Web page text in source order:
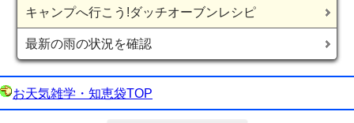
キャンプへ行こう!ダッチオーブンレシピ
最新の雨の状況を確認
お天気雑学・知恵袋TOP